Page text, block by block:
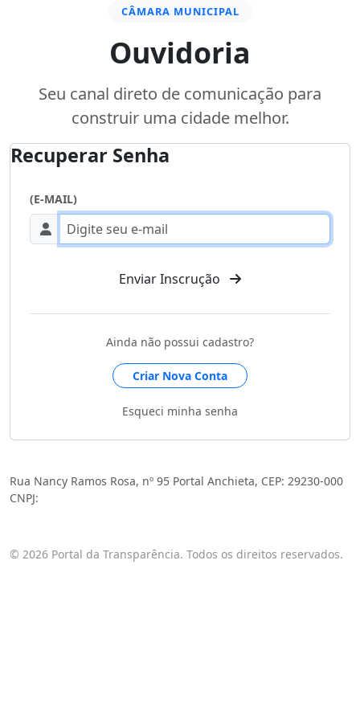
CÂMARA MUNICIPAL
Ouvidoria
Seu canal direto de comunicação para
construir uma cidade melhor.
Recuperar Senha
(E-MAIL)
Enviar Inscrução
Ainda não possui cadastro?
Criar Nova Conta
Esqueci minha senha
Rua Nancy Ramos Rosa, nº 95 Portal Anchieta, CEP: 29230-000
CNPJ:
© 2026 Portal da Transparência. Todos os direitos reservados.